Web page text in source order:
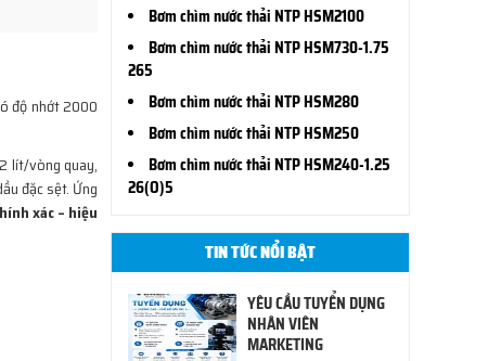
độ nhớt 2000
lít/vòng quay,
đặc sệt. Ứng
xác – hiệu
Bơm chìm nước thải NTP HSM2100
Bơm chìm nước thải NTP HSM730-1.75
265
Bơm chìm nước thải NTP HSM280
Bơm chìm nước thải NTP HSM250
Bơm chìm nước thải NTP HSM240-1.25
26(O)5
TIN TỨC NỔI BẬT
YÊU CẦU TUYỂN DỤNG
NHÂN VIÊN
MARKETING